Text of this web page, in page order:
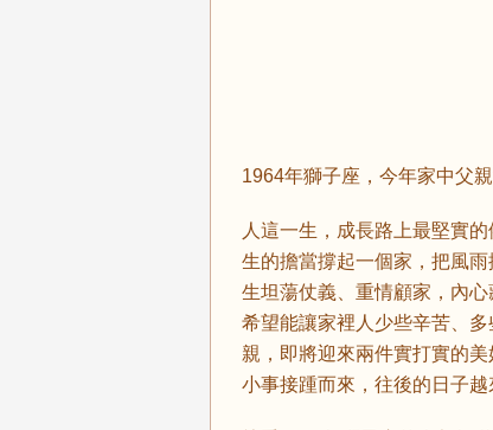
1964年獅子座，今年家中父
人這一生，成長路上最堅實
生的擔當撐起一個家，把風
生坦蕩仗義、重情顧家，內
希望能讓家裡人少些辛苦、
親，即將迎來兩件實打實的
小事接踵而來，往後的日子越